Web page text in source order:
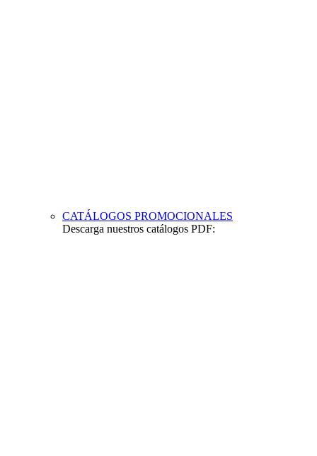
CATÁLOGOS PROMOCIONALES
Descarga nuestros catálogos PDF: